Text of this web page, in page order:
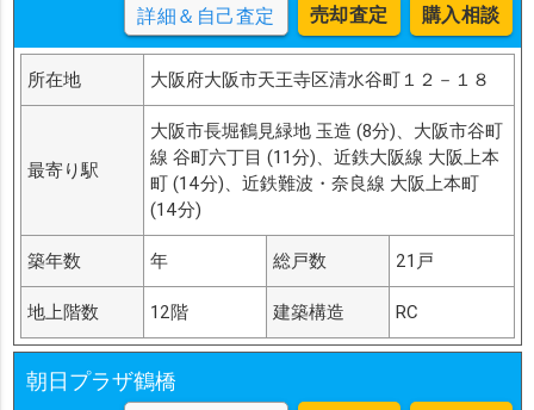
詳細＆自己査定 売却査定 購入相談
所在地 大阪府大阪市天王寺区清水谷町１２－１８
最寄り駅
大阪市長堀鶴見緑地 玉造 (8分)、大阪市谷町
線 谷町六丁目 (11分)、近鉄大阪線 大阪上本
町 (14分)、近鉄難波・奈良線 大阪上本町
(14分)
築年数 年 総戸数 21戸
地上階数 12階 建築構造 RC
朝日プラザ鶴橋